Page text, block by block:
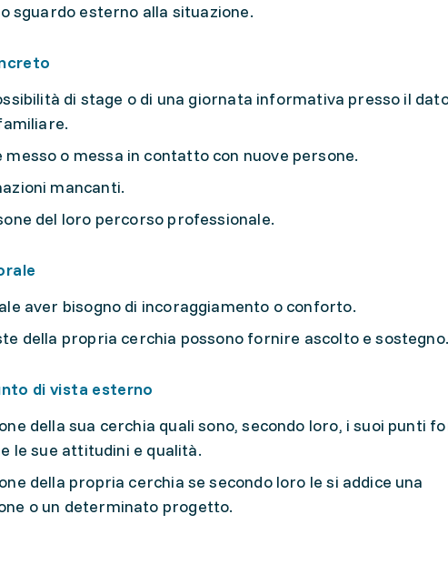
sguardo esterno alla situazione.
di stage o di una giornata informativa presso il
messo o messa in contatto con nuove persone.
mancanti.
del loro percorso professionale.
aver bisogno di incoraggiamento o conforto.
della propria cerchia possono fornire ascolto e sostegno.
di vista esterno
della sua cerchia quali sono, secondo loro, i suoi punti
le sue attitudini e qualità.
della propria cerchia se secondo loro le si addice una
o un determinato progetto.